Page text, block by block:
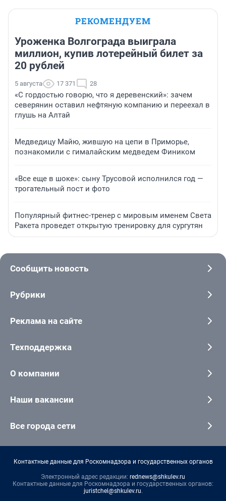
РЕКОМЕНДУЕМ
Уроженка Волгограда выиграла
миллион, купив лотерейный билет за
20 рублей
5 августа 17 371 28
«С гордостью говорю, что я деревенский»: зачем
северянин оставил нефтяную компанию и переехал в
глушь на Алтай
Медведицу Майю, жившую на цепи в Приморье,
познакомили с гималайским медведем Фиником
«Все еще в шоке»: сыну Трусовой исполнился год —
трогательный пост и фото
Популярный фитнес-тренер с мировым именем Света
Ракета проведет открытую тренировку для сургутян
Сообщить новость
Рубрики
Реклама на сайте
Техподдержка
О компании
Наши вакансии
Все города сети
Контактные данные для Роскомнадзора и государственных органов
Электронный адрес редакции: rednews@shkulev.ru
Контактные данные для Роскомнадзора и государственных органов:
juristchel@shkulev.ru.